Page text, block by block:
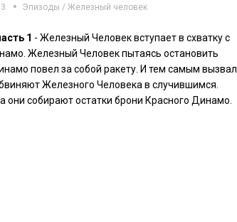
Эпизоды / Железный человек
1 - Железный Человек вступает в схватку с
Железный Человек пытаясь остановить
повел за собой ракету. И тем самым вызвал
Железного Человека в случившимся.
они собирают остатки брони Красного Динамо.